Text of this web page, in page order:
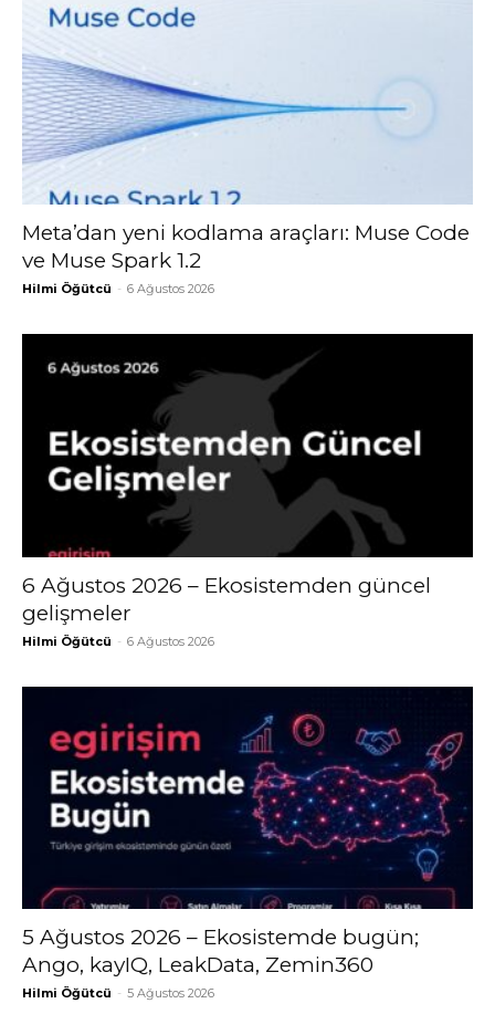
Meta’dan yeni kodlama araçları: Muse Code
ve Muse Spark 1.2
Hilmi Öğütcü - 6 Ağustos 2026
6 Ağustos 2026 – Ekosistemden güncel
gelişmeler
Hilmi Öğütcü - 6 Ağustos 2026
5 Ağustos 2026 – Ekosistemde bugün;
Ango, kayIQ, LeakData, Zemin360
Hilmi Öğütcü - 5 Ağustos 2026